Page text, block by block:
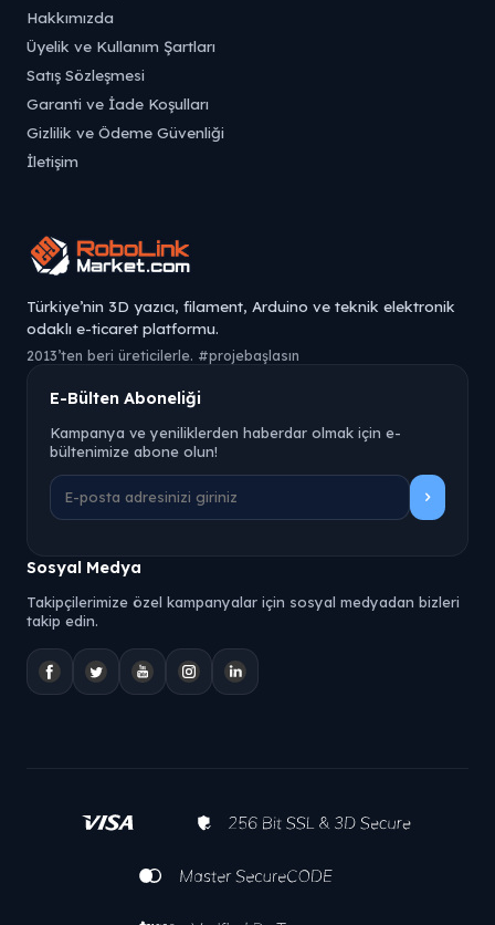
Hakkımızda
Üyelik ve Kullanım Şartları
Satış Sözleşmesi
Garanti ve İade Koşulları
Gizlilik ve Ödeme Güvenliği
İletişim
Türkiye’nin 3D yazıcı, filament, Arduino ve teknik elektronik
odaklı e-ticaret platformu.
2013’ten beri üreticilerle. #projebaşlasın
E-Bülten Aboneliği
Kampanya ve yeniliklerden haberdar olmak için e-
bültenimize abone olun!
Sosyal Medya
Takipçilerimize özel kampanyalar için sosyal medyadan bizleri
takip edin.